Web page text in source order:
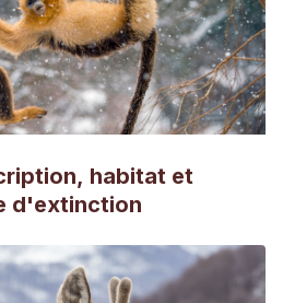
habitat et
d'extinction